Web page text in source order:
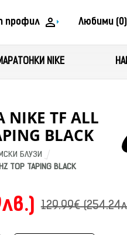
профил Любими (0)
NIKE
TF ALL
BLACK
БЛУЗИ
TOP TAPING BLACK
129.99€